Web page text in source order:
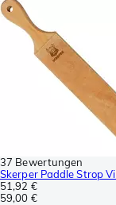
37 Bewertungen
Skerper Paddle Strop
51,92 €
59,00 €